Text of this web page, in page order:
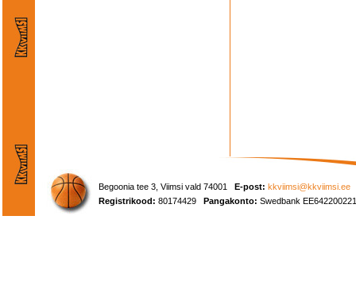
Begoonia tee 3, Viimsi vald 74001 E-post: kkviimsi@kkviimsi.ee
Registrikood: 80174429 Pangakonto: Swedbank